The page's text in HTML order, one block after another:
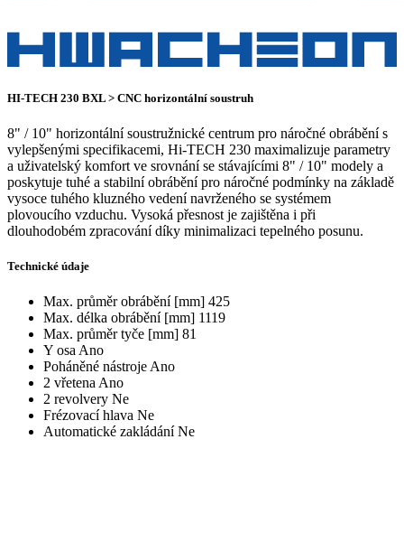
HI-TECH 230 BXL > CNC horizontální soustruh
8" / 10" horizontální soustružnické centrum pro náročné obrábění s
vylepšenými specifikacemi, Hi-TECH 230 maximalizuje parametry
a uživatelský komfort ve srovnání se stávajícími 8" / 10" modely a
poskytuje tuhé a stabilní obrábění pro náročné podmínky na základě
vysoce tuhého kluzného vedení navrženého se systémem
plovoucího vzduchu. Vysoká přesnost je zajištěna i při
dlouhodobém zpracování díky minimalizaci tepelného posunu.
Technické údaje
Max. průměr obrábění [mm] 425
Max. délka obrábění [mm] 1119
Max. průměr tyče [mm] 81
Y osa Ano
Poháněné nástroje Ano
2 vřetena Ano
2 revolvery Ne
Frézovací hlava Ne
Automatické zakládání Ne